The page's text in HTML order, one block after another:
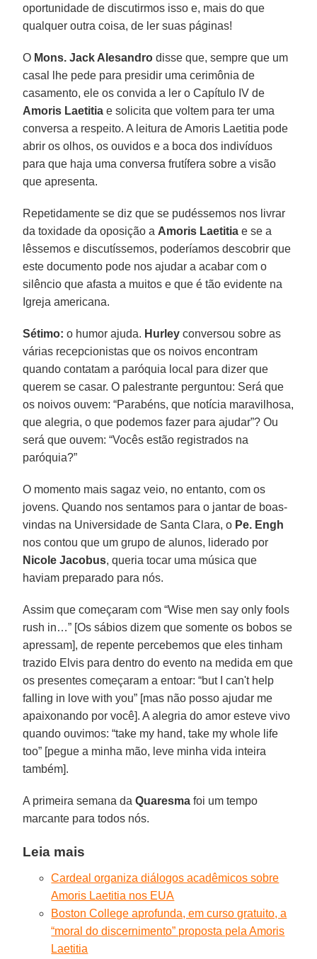
oportunidade de discutirmos isso e, mais do que
qualquer outra coisa, de ler suas páginas!
O Mons. Jack Alesandro disse que, sempre que um
casal lhe pede para presidir uma cerimônia de
casamento, ele os convida a ler o Capítulo IV de
Amoris Laetitia e solicita que voltem para ter uma
conversa a respeito. A leitura de Amoris Laetitia pode
abrir os olhos, os ouvidos e a boca dos indivíduos
para que haja uma conversa frutífera sobre a visão
que apresenta.
Repetidamente se diz que se pudéssemos nos livrar
da toxidade da oposição a Amoris Laetitia e se a
lêssemos e discutíssemos, poderíamos descobrir que
este documento pode nos ajudar a acabar com o
silêncio que afasta a muitos e que é tão evidente na
Igreja americana.
Sétimo: o humor ajuda. Hurley conversou sobre as
várias recepcionistas que os noivos encontram
quando contatam a paróquia local para dizer que
querem se casar. O palestrante perguntou: Será que
os noivos ouvem: “Parabéns, que notícia maravilhosa,
que alegria, o que podemos fazer para ajudar”? Ou
será que ouvem: “Vocês estão registrados na
paróquia?”
O momento mais sagaz veio, no entanto, com os
jovens. Quando nos sentamos para o jantar de boas-
vindas na Universidade de Santa Clara, o Pe. Engh
nos contou que um grupo de alunos, liderado por
Nicole Jacobus, queria tocar uma música que
haviam preparado para nós.
Assim que começaram com “Wise men say only fools
rush in…” [Os sábios dizem que somente os bobos se
apressam], de repente percebemos que eles tinham
trazido Elvis para dentro do evento na medida em que
os presentes começaram a entoar: “but I can't help
falling in love with you” [mas não posso ajudar me
apaixonando por você]. A alegria do amor esteve vivo
quando ouvimos: “take my hand, take my whole life
too” [pegue a minha mão, leve minha vida inteira
também].
A primeira semana daQuaresma foi um tempo
marcante para todos nós.
Leia mais
Cardeal organiza diálogos acadêmicos sobre
Amoris Laetitia nos EUA
Boston College aprofunda, em curso gratuito, a
“moral do discernimento” proposta pela Amoris
Laetitia